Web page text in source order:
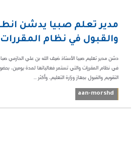
مدير تعلم صبيا يدشن
والقبول في نظام المقررات
دشن مدير تعليم صبيا الأستاذ ضيف الله بن علي الحازمي
في نظام المقررات والتي تستمر فعالياتها لمدة يومين،
التقويم والقبول بجهاز وزارة التعليم، وأكثر ...
aan-morshd